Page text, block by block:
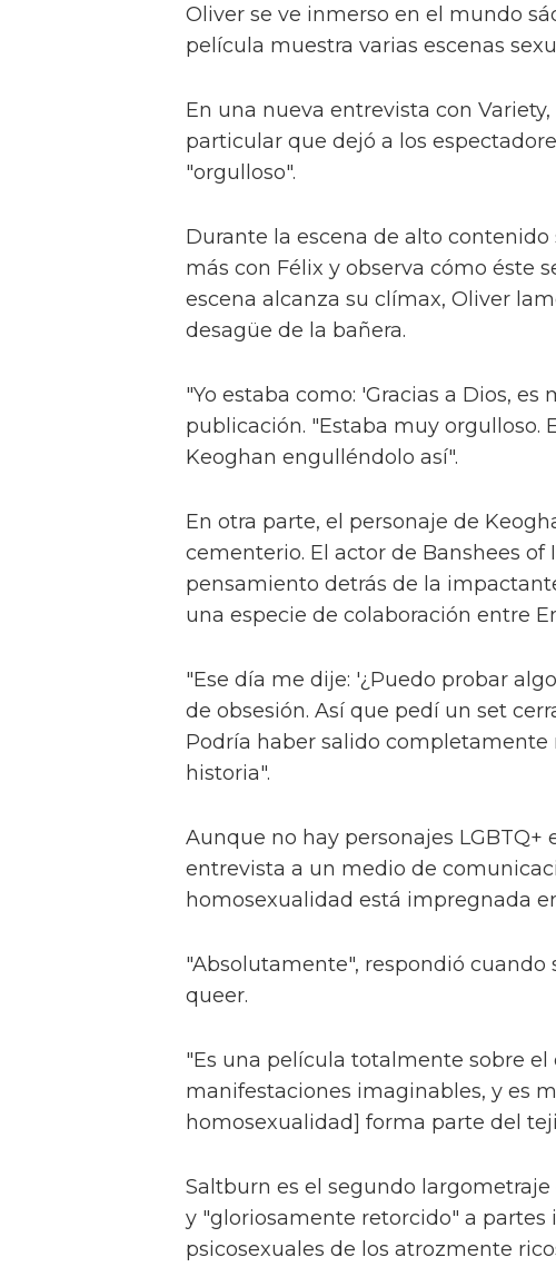
Oliver se ve inmerso en el mundo
película muestra varias escenas
En una nueva entrevista con
particular que dejó a los
"orgulloso".
Durante la escena de alto contenido
más con Félix y observa cómo éste
escena alcanza su clímax, Oliver
desagüe de la bañera.
"Yo estaba como: 'Gracias a Dios,
publicación. "Estaba muy orgulloso.
Keoghan engulléndolo así".
En otra parte, el personaje de
cementerio. El actor de Banshees of
pensamiento detrás de la
una especie de colaboración entre
"Ese día me dije: '¿Puedo probar
de obsesión. Así que pedí un set
Podría haber salido completamente
historia".
Aunque no hay personajes
entrevista a un medio de
homosexualidad está impregnada
"Absolutamente", respondió
queer.
"Es una película totalmente sobre el
manifestaciones imaginables, y es
homosexualidad] forma parte del
Saltburn es el segundo
y "gloriosamente retorcido" a partes
psicosexuales de los atrozmente